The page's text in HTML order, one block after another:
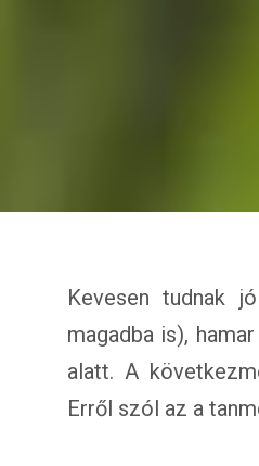
Kevesen tudnak
magadba is),
alatt. A
Erről szól az a